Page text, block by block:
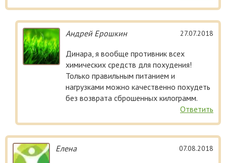
Андрей Ерошкин 27.07.2018
Динара, я вообще противник всех
химических средств для похудения!
Только правильным питанием и
нагрузками можно качественно похудеть
без возврата сброшенных килограмм.
Ответить
Елена 07.08.2018